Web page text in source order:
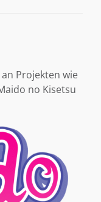
an Projekten wie
no Kisetsu